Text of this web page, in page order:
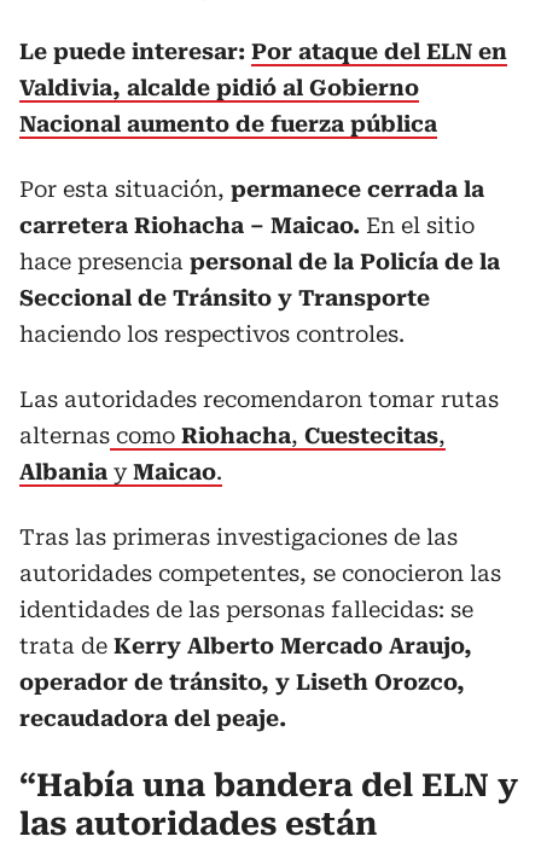
Le puede interesar: Por ataque del ELN en
Valdivia, alcalde pidió al Gobierno
Nacional aumento de fuerza pública
Por esta situación, permanece cerrada la
carretera Riohacha – Maicao. En el sitio
hace presencia personal de la Policía de la
Seccional de Tránsito y Transporte
haciendo los respectivos controles.
Las autoridades recomendaron tomar rutas
alternas como Riohacha, Cuestecitas,
Albania yMaicao.
Tras las primeras investigaciones de las
autoridades competentes, se conocieron las
identidades de las personas fallecidas: se
trata de Kerry Alberto Mercado Araujo,
operador de tránsito, y Liseth Orozco,
recaudadora del peaje.
“Había una bandera del ELN y
las autoridades están